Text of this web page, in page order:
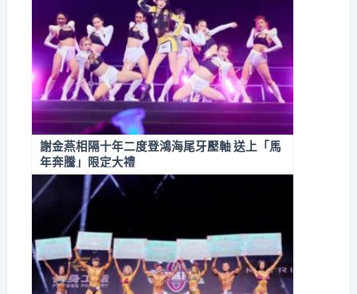
謝金燕相隔十年二度登鴻海尾牙壓軸 送上「馬
年奔騰」限定大禮